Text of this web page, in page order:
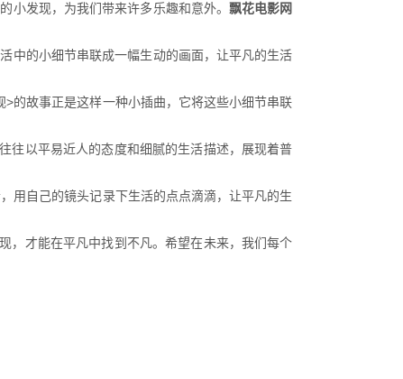
小发现，为我们带来许多乐趣和意外。飘花电影网
中的小细节串联成一幅生动的画面，让平凡的生活
的故事正是这样一种小插曲，它将这些小细节串联
往以平易近人的态度和细腻的生活描述，展现着普
用自己的镜头记录下生活的点点滴滴，让平凡的生
，才能在平凡中找到不凡。希望在未来，我们每个